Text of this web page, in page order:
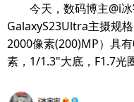
今天，数码博主@i冰
GalaxyS23Ultra主摄规
2000像素(200)MP）具
素，1/1.3"大底，F1.7光圈